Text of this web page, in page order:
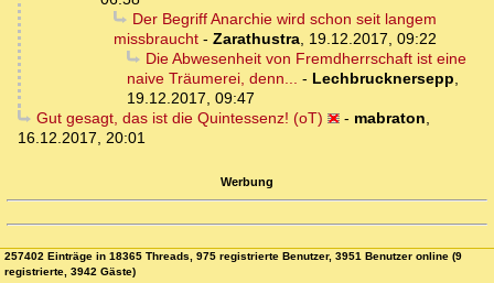
Der Begriff Anarchie wird schon seit langem
missbraucht - Zarathustra, 19.12.2017, 09:22
Die Abwesenheit von Fremdherrschaft ist eine
naive Träumerei, denn... - Lechbrucknersepp,
19.12.2017, 09:47
Gut gesagt, das ist die Quintessenz! (oT)
- mabraton,
16.12.2017, 20:01
Werbung
257402 Einträge in 18365 Threads, 975 registrierte Benutzer, 3951 Benutzer online (9
registrierte, 3942 Gäste)